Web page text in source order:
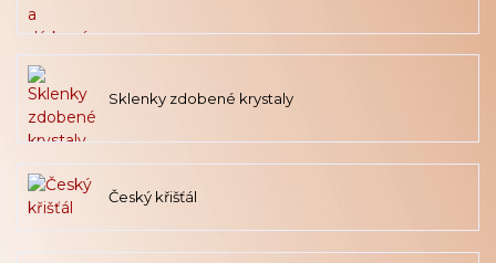
Sklenky zdobené krystaly
Český křišťál